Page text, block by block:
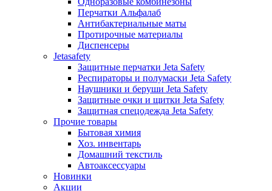
Перчатки Альфалаб
Антибактериальные маты
Протирочные материалы
Диспенсеры
Jetasafety
Защитные перчатки Jeta Safety
Респираторы и полумаски Jeta Safety
Наушники и беруши Jeta Safety
Защитные очки и щитки Jeta Safety
Защитная спецодежда Jeta Safety
Прочие товары
Бытовая химия
Хоз. инвентарь
Домашний текстиль
Автоаксессуары
Новинки
Акции